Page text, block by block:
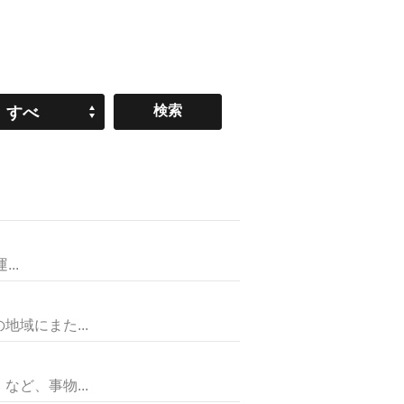
すべ
域にまた...
ど、事物...